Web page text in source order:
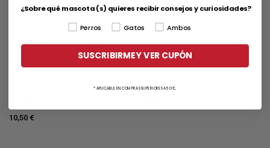
10,50 €
¿Sobre qué mascota (s) quieres recibir consejos y curiosidades?
Perros Gatos Ambos
SUSCRIBIRME Y VER CUPÓN
* APLICABLE EN COMPRAS SUPERIORES A 50 €.